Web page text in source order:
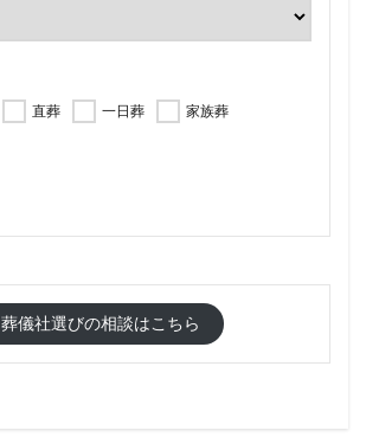
直葬 一日葬
家族葬
葬儀社選びの相談はこちら